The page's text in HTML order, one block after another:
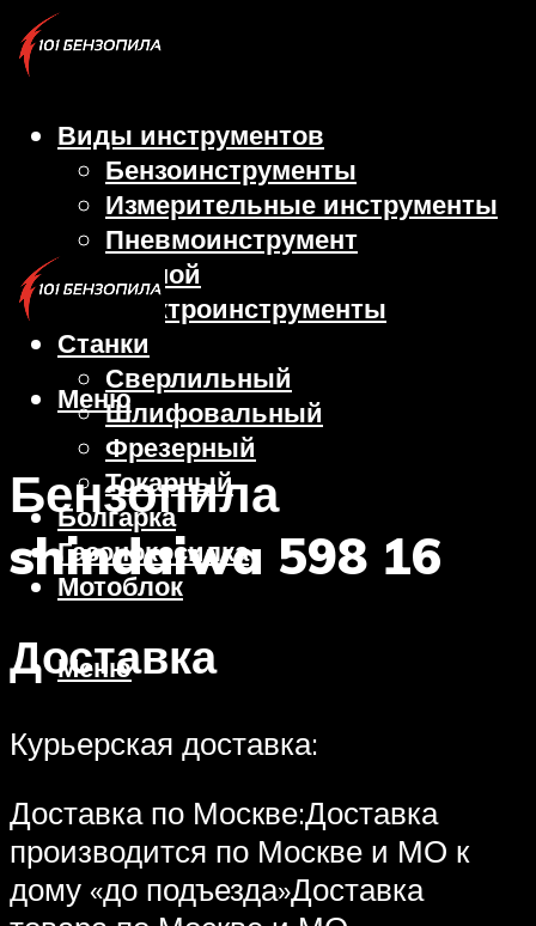
Виды инструментов
Бензоинструменты
Измерительные инструменты
Пневмоинструмент
Ручной
Электроинструменты
Станки
Сверлильный
Шлифовальный
Фрезерный
Токарный
Болгарка
Газонокосилка
Мотоблок
Меню
Меню
Бензопила
shindaiwa 598 16
Доставка
Курьерская доставка:
Доставка по Москве:Доставка
производится по Москве и МО к
дому «до подъезда»Доставка